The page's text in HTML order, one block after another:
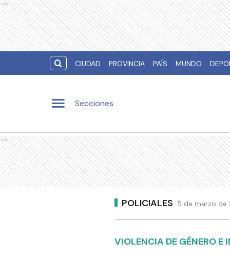
Ads
CIUDAD PROVINCIA PAÍS MUNDO
Secciones
Ads
POLICIALES 5 de marzo de
VIOLENCIA DE GÉNERO E